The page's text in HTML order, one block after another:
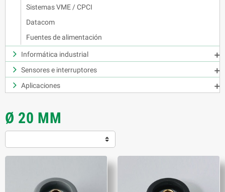
Sistemas VME / CPCI
Datacom
Fuentes de alimentación
Informática industrial

Sensores e interruptores

Aplicaciones

Ø 20 MM